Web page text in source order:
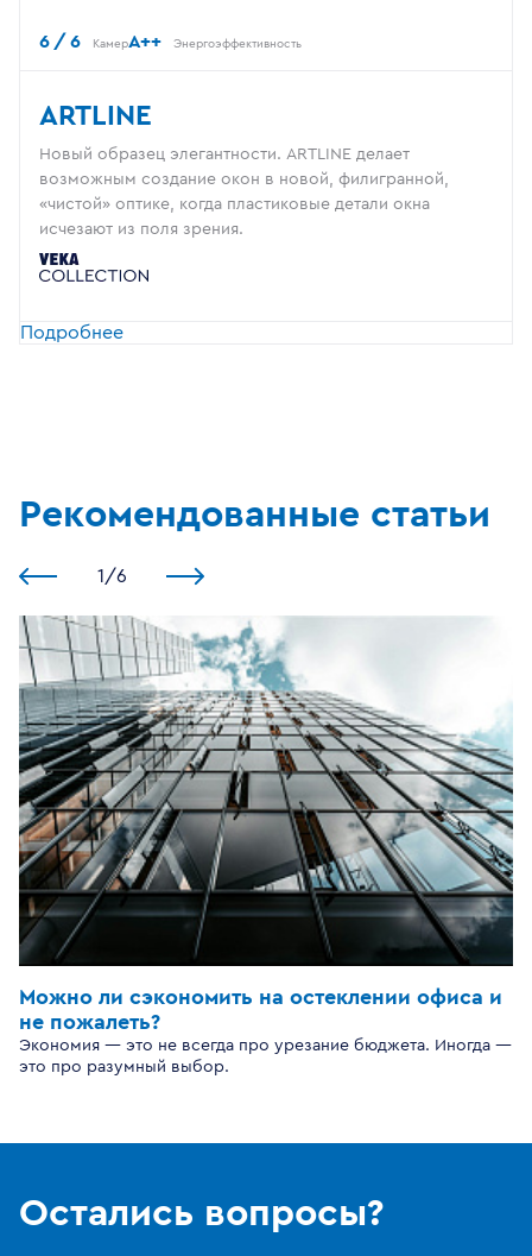
6 / 6 КамерA++ Энергоэффективность
ARTLINE
Новый образец элегантности. ARTLINE делает
возможным создание окон в новой, филигранной,
«чистой» оптике, когда пластиковые детали окна
исчезают из поля зрения.
Подробнее
Рекомендованные статьи
1 /6
Можно ли сэкономить на остеклении офиса и
не пожалеть?
Экономия — это не всегда про урезание бюджета. Иногда —
это про разумный выбор.
Остались вопросы?